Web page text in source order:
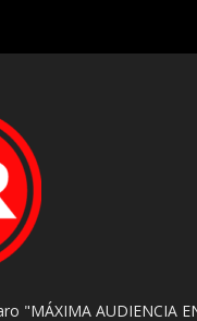
"MÁXIMA AUDIENCIA